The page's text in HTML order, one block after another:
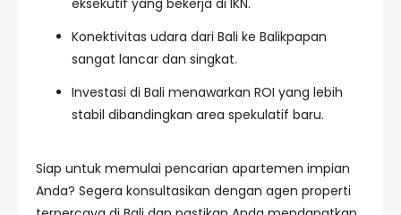
eksekutif yang bekerja di IKN.
Konektivitas udara dari Bali ke Balikpapan
sangat lancar dan singkat.
Investasi di Bali menawarkan ROI yang lebih
stabil dibandingkan area spekulatif baru.
Siap untuk memulai pencarian apartemen impian
Anda? Segera konsultasikan dengan agen properti